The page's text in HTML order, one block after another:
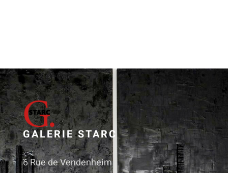
GALERIE STARC
6 Rue de Vendenheim